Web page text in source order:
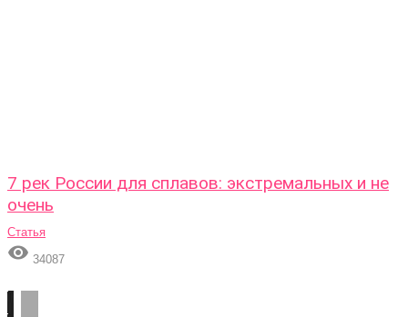
7 рек России для сплавов: экстремальных и не
очень
Статья
 34087